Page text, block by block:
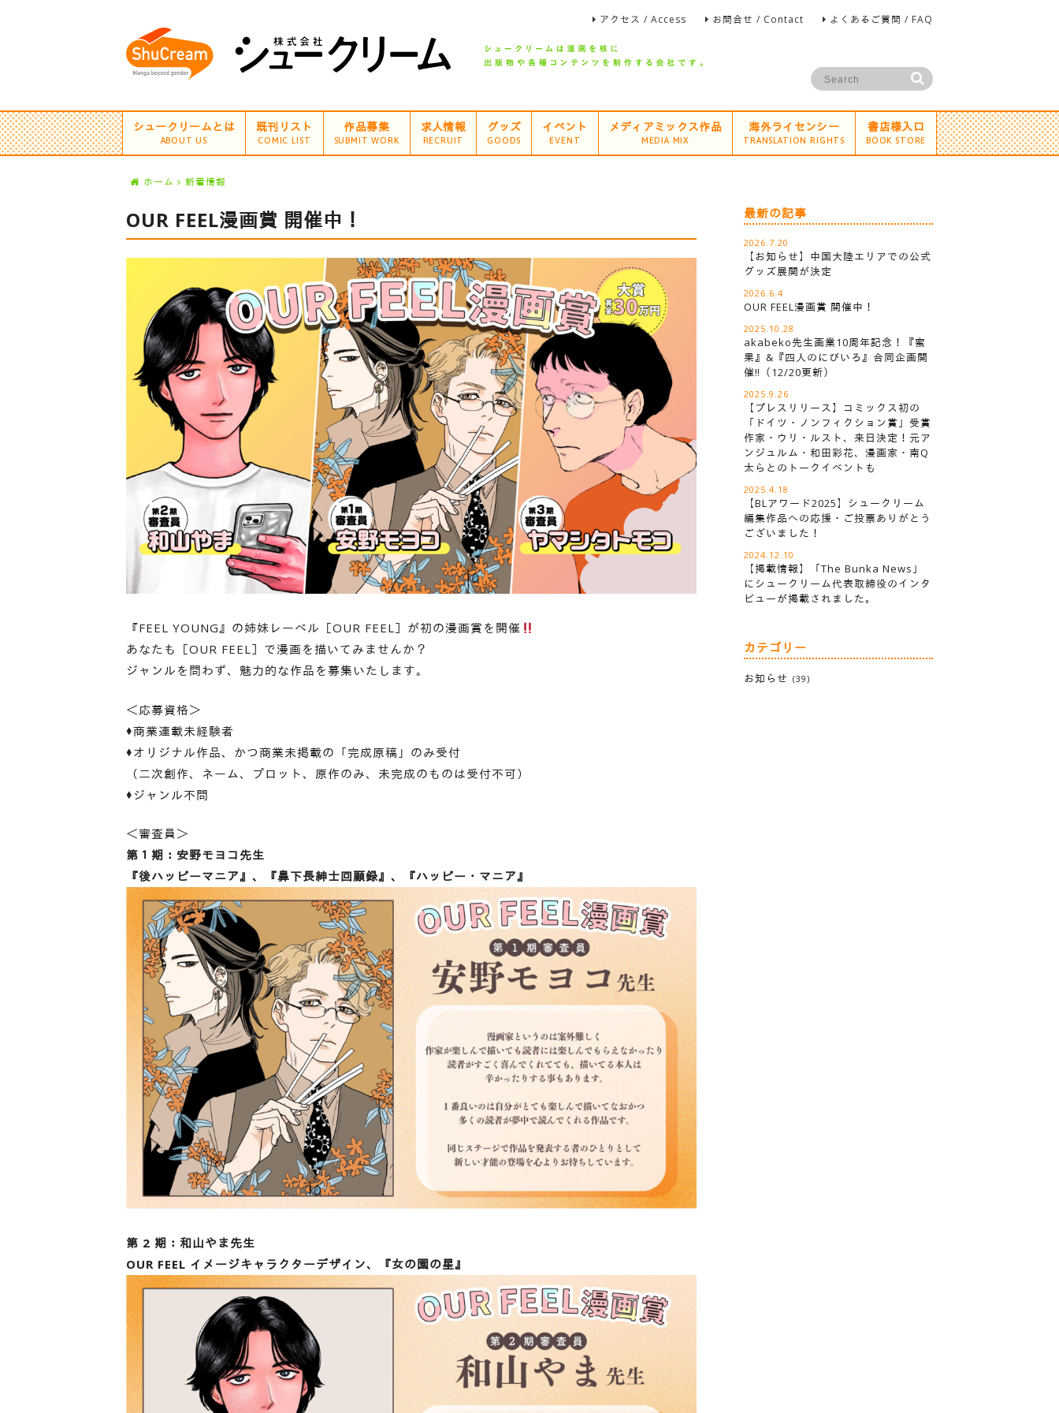
アクセス / Access お問合せ / Contact よくあるご質問 / FAQ
シュークリームとは
ABOUT US
既刊リスト
COMIC LIST
作品募集
SUBMIT WORK
求人情報
RECRUIT
グッズ
GOODS
イベント
EVENT
メディアミックス作品
MEDIA MIX
海外ライセンシー
TRANSLATION RIGHTS
書店様入口
BOOK STORE
ホーム 新着情報
OUR FEEL漫画賞 開催中！
『FEEL YOUNG』の姉妹レーベル［OUR FEEL］が初の漫画賞を開催
あなたも［OUR FEEL］で漫画を描いてみませんか？
ジャンルを問わず、魅力的な作品を募集いたします。
＜応募資格＞
♦商業連載未経験者
♦オリジナル作品、かつ商業未掲載の「完成原稿」のみ受付
（二次創作、ネーム、プロット、原作のみ、未完成のものは受付不可）
♦ジャンル不問
＜審査員＞
第１期：安野モヨコ先生
『後ハッピーマニア』、『鼻下長紳士回顧録』、『ハッピー・マニア』
第 2 期：和山やま先生
OUR FEEL イメージキャラクターデザイン、『女の園の星』
最新の記事
2026.7.20
【お知らせ】中国大陸エリアでの公式
グッズ展開が決定
2026.6.4
OUR FEEL漫画賞 開催中！
2025.10.28
akabeko先生画業10周年記念！『蜜
果』&『四人のにびいろ』合同企画開
催‼︎（12/20更新）
2025.9.26
【プレスリリース】コミックス初の
「ドイツ・ノンフィクション賞」受賞
作家・ウリ・ルスト、来日決定！元ア
ンジュルム・和田彩花、漫画家・南Q
太らとのトークイベントも
2025.4.18
【BLアワード2025】シュークリーム
編集作品への応援・ご投票ありがとう
ございました！
2024.12.10
【掲載情報】「The Bunka News」
にシュークリーム代表取締役のインタ
ビューが掲載されました。
カテゴリー
お知らせ (39)